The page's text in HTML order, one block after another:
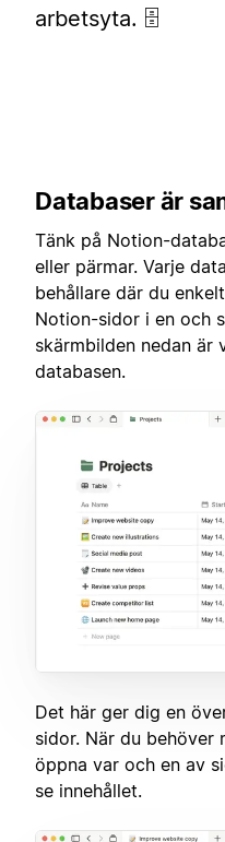
arbetsyta. 🗄
Databaser är
Tänk på Notion-
eller pärmar. Varje
behållare där du
Notion-sidor i en och
skärmbilden nedan är
databasen.
Det här ger dig en
sidor. När du behöver
öppna var och en av
se innehållet.